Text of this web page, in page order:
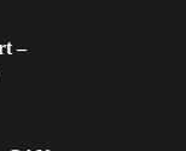
–